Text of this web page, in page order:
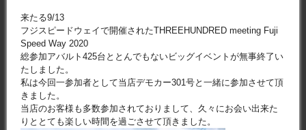
来たる9/13
フジスピードウェイで開催されたTHREEHUNDRED meeting Fuji
Speed Way 2020
総参加アバルト425台ととんでもないビッグイベントが無事終了い
たしました。
私は今回一参加者として当店デモカー301号と一緒に参加させて頂
きました。
当店のお客様も多数参加されておりまして、久々にお会い出来た
りととても楽しい時間を過ごさせて頂きました。